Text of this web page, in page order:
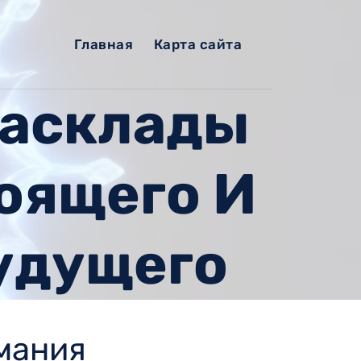
Главная Карта сайта
И